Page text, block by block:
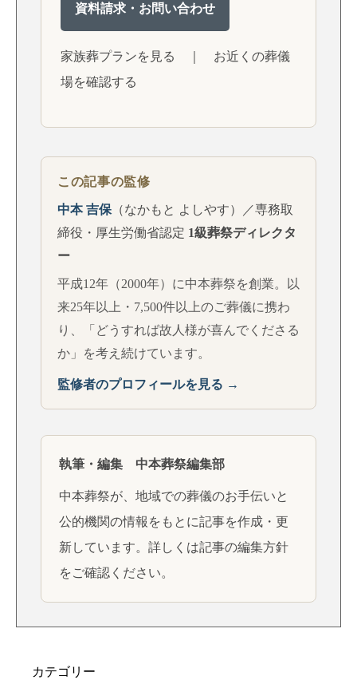
資料請求・お問い合わせ
家族葬プランを見る
お近くの葬儀
場を確認する
この記事の監修
中本 吉保 （なかもと よしやす）／専務取
締役・厚生労働省認定 1級葬祭ディレクタ
ー
平成12年（2000年）に中本葬祭を創業。以
来25年以上・7,500件以上のご葬儀に携わ
り、「どうすれば故人様が喜んでくださる
か」を考え続けています。
監修者のプロフィールを見る →
執筆・編集 中本葬祭編集部
中本葬祭が、地域での葬儀のお手伝いと
公的機関の情報をもとに記事を作成・更
新しています。詳しくは記事の編集方針
をご確認ください。
カテゴリー